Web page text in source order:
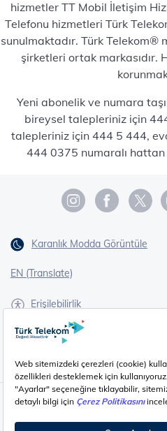
hizmetler TT Mobil İletişim
Telefonu hizmetleri Türk
sunulmaktadır. Türk Telekom®
şirketleri ortak markasıdır.
Yeni abonelik ve numara
bireysel talepleriniz için
talepleriniz için 444 5 444,
444 0375 numaralı hattan
Karanlık Modda Görüntüle
EN (Translate)
Erişilebilirlik
İşaret Dili Çevirisi